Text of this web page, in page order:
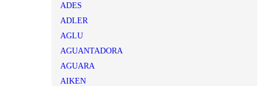
ADES
ADLER
AGLU
AGUANTADORA
AGUARA
AIKEN